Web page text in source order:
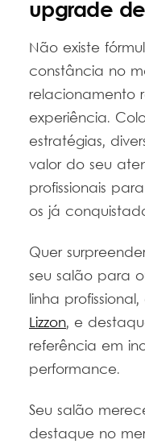
upgrade
Não existe
constância no
relacionamento
experiência.
estratégias,
valor do seu
profissionais
os já
Quer
seu salão para
linha
Lizzon, e
referência em
performance.
Seu salão
destaque no